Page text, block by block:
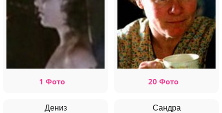
1 Фото 20 Фото
Дениз
Сандра